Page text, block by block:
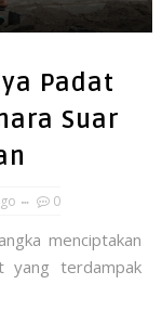
Padat
Suar
0
menciptakan
terdampak